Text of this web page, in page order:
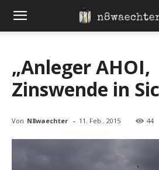
„Anleger AHOI,
Zinswende in
Von N8waechter - 11. Feb.. 2015 44